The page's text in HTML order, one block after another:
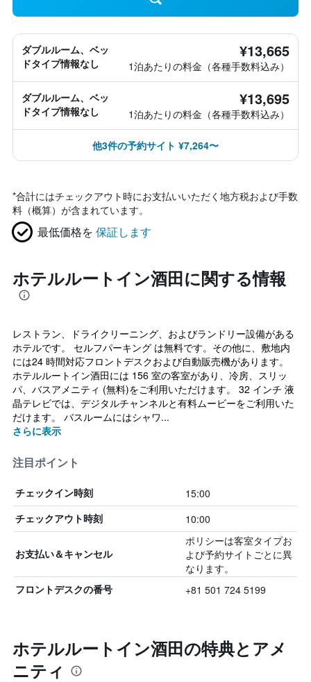
ダブルルーム、ベッ
ドタイプ情報なし
¥13,665
1泊あたりの料金（各種手数料込み）
ダブルルーム、ベッ
ドタイプ情報なし
¥13,695
1泊あたりの料金（各種手数料込み）
他3件の予約サイト ¥7,264〜
*合計にはチェックアウト時にお支払いいただく地方税および手数
料（概算）が含まれています。
最低価格を 保証します
ホテルルートイン酒田に関する情報
レストラン、ドライクリーニング、およびランドリー設備がある
ホテルです。 セルフパーキング は無料です。その他に、敷地内
には24 時間対応フロントデスクおよび自動販売機があります。
ホテルルートイン酒田には 156 室の客室があり、冷房、スリッ
パ、バスアメニティ (無料)をご利用いただけます。 32 インチ 液
晶テレビでは、デジタルチャンネルと有料ムービーをご利用いた
だけます。 バスルームにはシャワ...
さらに表示
注目ポイント
チェックイン時刻 15:00
チェックアウト時刻 10:00
お支払い＆キャンセル
ポリシーは客室タイプお
よび予約サイトごとに異
なります。
フロントデスクの番号 +81 501 724 5199
ホテルルートイン酒田の特典とアメ
ニティ